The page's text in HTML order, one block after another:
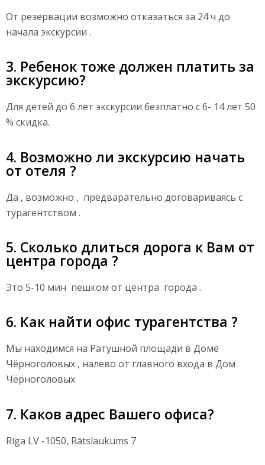
От резервации возможно отказаться за 24 ч до
начала экскурсии .
3. Ребенок тоже должен платить за
экскурсию?
Для детей до 6 лет экскурсии безплатно с 6- 14 лет 50
% скидка.
4. Возможно ли экскурсию начать
от отеля ?
Да , возможно , предварательно договариваясь с
турагентством .
5. Сколько длиться дорога к Вам от
центра города ?
Это 5-10 мин пешком от центра города .
6. Как найти офис турагентства ?
Мы находимся на Ратушной площади в Доме
Чёрноголовых , налево от главного входа в Дом
Чёрноголовых
7. Каков адрес Вашего офиса?
Rīga LV -1050, Rātslaukums 7